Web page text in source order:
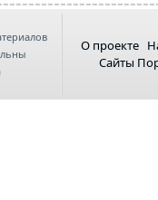
О проекте
Сайты